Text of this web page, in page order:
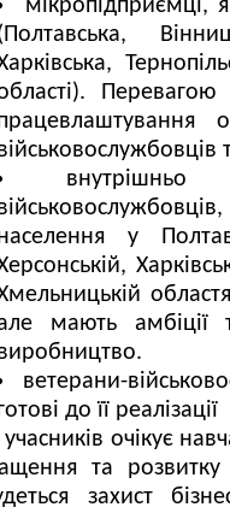
мікропідприємці,
у
мають амбіції
ветерани-
до її реалізації
очікує
та
захист